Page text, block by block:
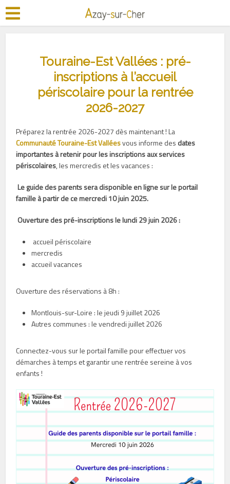
Touraine-Est Vallées : pré-
inscriptions à l’accueil
périscolaire pour la rentrée
2026-2027
Préparez la rentrée 2026-2027 dès maintenant ! La
Communauté Touraine-Est Valléesvous informe des dates
importantes à retenir pour les inscriptions aux services
périscolaires, les mercredis et les vacances :
Le guide des parents sera disponible en ligne sur le portail
famille à partir de ce mercredi 10 juin 2025.
Ouverture des pré-inscriptions le lundi 29 juin 2026 :
accueil périscolaire
mercredis
accueil vacances
Ouverture des réservations à 8h :
Montlouis-sur-Loire : le jeudi 9 juillet 2026
Autres communes : le vendredi juillet 2026
Connectez-vous sur le portail famille pour effectuer vos
démarches à temps et garantir une rentrée sereine à vos
enfants !